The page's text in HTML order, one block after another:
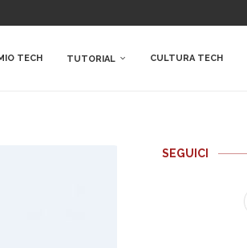
TECH TUTORIAL CULTURA TECH
SEGUICI